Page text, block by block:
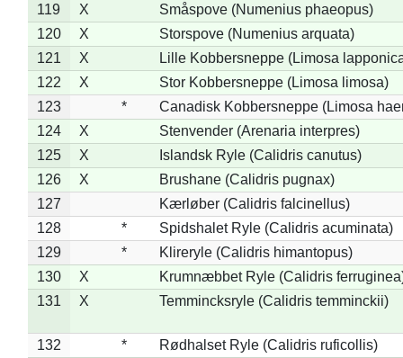
119
X
Småspove (Numenius phaeopus)
120
X
Storspove (Numenius arquata)
121
X
Lille Kobbersneppe (Limosa
122
X
Stor Kobbersneppe (Limosa limosa)
123
*
Canadisk Kobbersneppe (Limosa
124
X
Stenvender (Arenaria interpres)
125
X
Islandsk Ryle (Calidris canutus)
126
X
Brushane (Calidris pugnax)
127
Kærløber (Calidris falcinellus)
128
*
Spidshalet Ryle (Calidris acuminata)
129
*
Klireryle (Calidris himantopus)
130
X
Krumnæbbet Ryle (Calidris
131
X Temmincksryle (Calidris temminckii)
132 *
Rødhalset Ryle (Calidris ruficollis)